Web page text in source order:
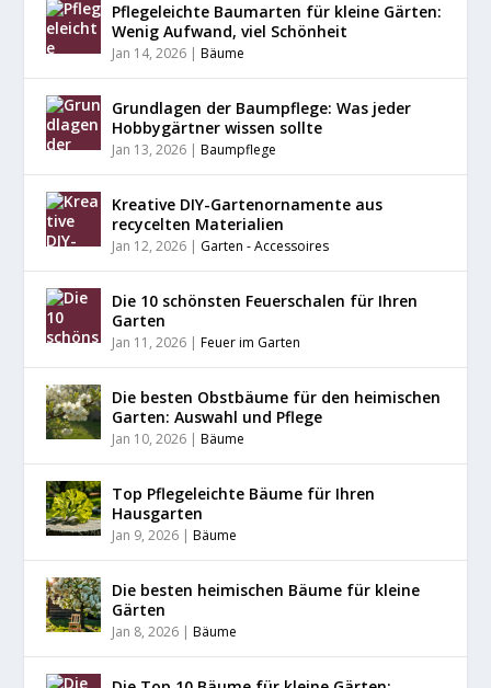
Pflegeleichte Baumarten für kleine Gärten:
Wenig Aufwand, viel Schönheit
Jan 14, 2026 |Bäume
Grundlagen der Baumpflege: Was jeder
Hobbygärtner wissen sollte
Jan 13, 2026 |Baumpflege
Kreative DIY-Gartenornamente aus
recycelten Materialien
Jan 12, 2026 | Garten - Accessoires
Die 10 schönsten Feuerschalen für Ihren
Garten
Jan 11, 2026 |Feuer im Garten
Die besten Obstbäume für den heimischen
Garten: Auswahl und Pflege
Jan 10, 2026 |Bäume
Top Pflegeleichte Bäume für Ihren
Hausgarten
Jan 9, 2026 |Bäume
Die besten heimischen Bäume für kleine
Gärten
Jan 8, 2026 |Bäume